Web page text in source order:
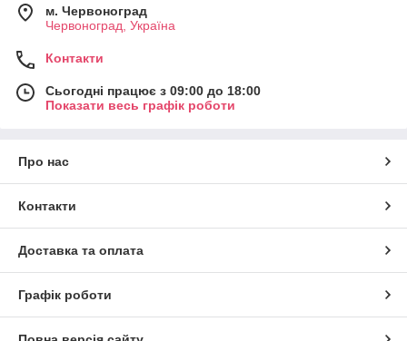
м. Червоноград
Червоноград, Україна
Контакти
Сьогодні працює з 09:00 до 18:00
Показати весь графік роботи
Про нас
Контакти
Доставка та оплата
Графік роботи